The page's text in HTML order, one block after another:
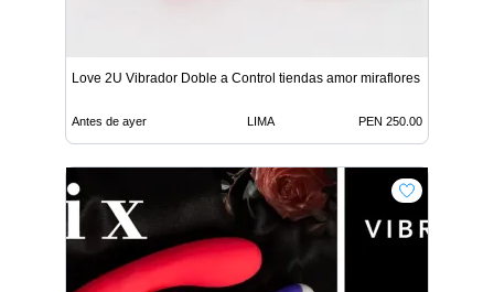
Love 2U Vibrador Doble a Control tiendas amor miraflores
Antes de ayer LIMA PEN 250.00